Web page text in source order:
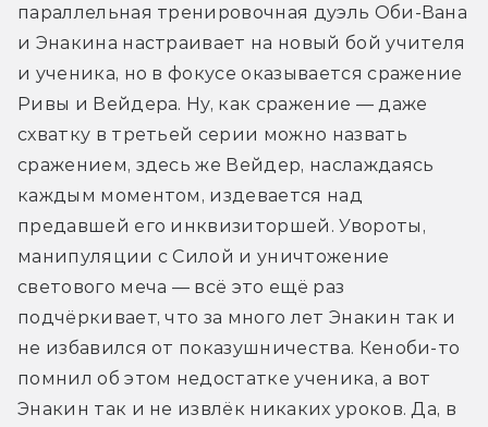
параллельная тренировочная дуэль Оби-Вана
и Энакина настраивает на новый бой учителя
и ученика, но в фокусе оказывается сражение
Ривы и Вейдера. Ну, как сражение — даже
схватку в третьей серии можно назвать
сражением, здесь же Вейдер, наслаждаясь
каждым моментом, издевается над
предавшей его инквизиторшей. Увороты,
манипуляции с Силой и уничтожение
светового меча — всё это ещё раз
подчёркивает, что за много лет Энакин так и
не избавился от показушничества. Кеноби-то
помнил об этом недостатке ученика, а вот
Энакин так и не извлёк никаких уроков. Да, в